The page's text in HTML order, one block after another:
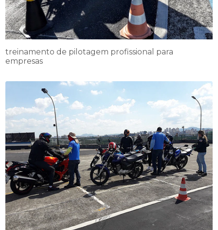
treinamento de pilotagem profissional para
empresas